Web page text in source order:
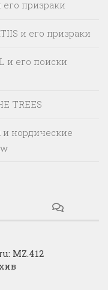
его призраки
и его призраки
и его поиски
TREES
и нордические
MZ.412